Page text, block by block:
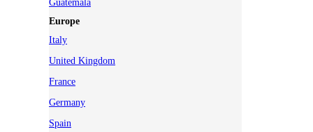
Guatemala
Europe
Italy
United Kingdom
France
Germany
Spain